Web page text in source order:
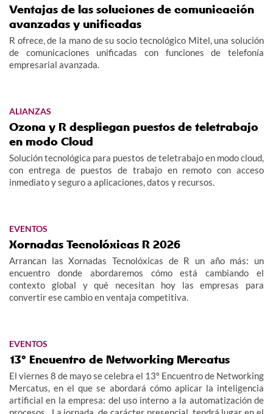
Ventajas de las soluciones de comunicación
avanzadas y unificadas
R ofrece, de la mano de su socio tecnológico Mitel, una solución
de comunicaciones unificadas con funciones de telefonía
empresarial avanzada.
ALIANZAS
Ozona y R despliegan puestos de teletrabajo
en modo Cloud
Solución tecnológica para puestos de teletrabajo en modo cloud,
con entrega de puestos de trabajo en remoto con acceso
inmediato y seguro a aplicaciones, datos y recursos.
EVENTOS
Xornadas Tecnolóxicas R 2026
Arrancan las Xornadas Tecnolóxicas de R un año más: un
encuentro donde abordaremos cómo está cambiando el
contexto global y qué necesitan hoy las empresas para
convertir ese cambio en ventaja competitiva.
EVENTOS
13º Encuentro de Networking Mercatus
El viernes 8 de mayo se celebra el 13º Encuentro de Networking
Mercatus, en el que se abordará cómo aplicar la inteligencia
artificial en la empresa: del uso interno a la automatización de